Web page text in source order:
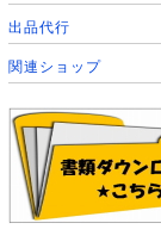
出品代行
関連ショップ